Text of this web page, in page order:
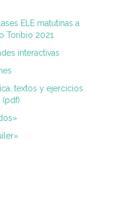
ELE matutinas a
Toribio 2021
interactivas
textos y ejercicios
(pdf)